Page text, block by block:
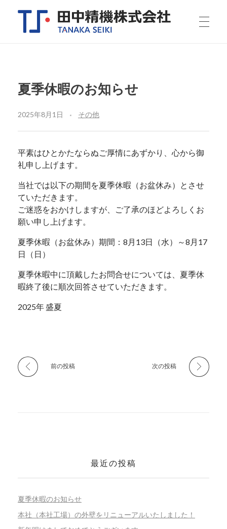
夏季休暇のお知らせ
2025年8月1日 その他
平素はひとかたならぬご厚情にあずかり、心から御
礼申し上げます。
当社では以下の期間を夏季休暇（お盆休み）とさせ
ていただきます。
ご迷惑をおかけしますが、ご了承のほどよろしくお
願い申し上げます。
夏季休暇（お盆休み）期間：8月13日（水）～8月17
日（日）
夏季休暇中に頂戴したお問合せについては、夏季休
暇終了後に順次回答させていただきます。
2025年 盛夏
前の投稿 次の投稿
最近の投稿
夏季休暇のお知らせ
本社（本社工場）の外壁をリニューアルいたしました！